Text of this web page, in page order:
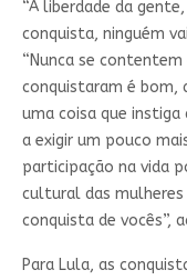
“A liberdade da
conquista, ninguém
“Nunca se
conquistaram é bom,
uma coisa que
a exigir um pouco
participação na vida
cultural das
conquista de vocês”,
Para Lula, as